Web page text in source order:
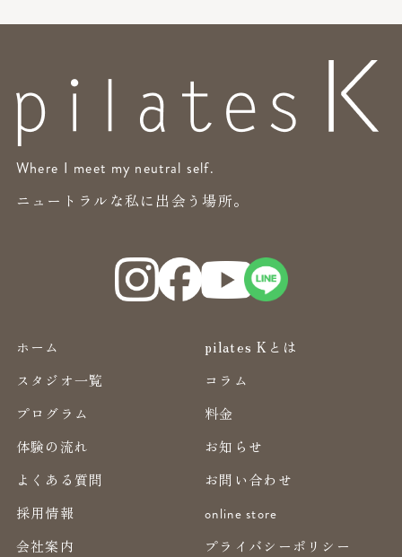
Where I meet my neutral self.
ニュートラルな私に出会う場所。
ホーム
pilates Kとは
スタジオ一覧
コラム
プログラム
料金
体験の流れ
お知らせ
よくある質問
お問い合わせ
採用情報
online store
会社案内
プライバシーポリシー